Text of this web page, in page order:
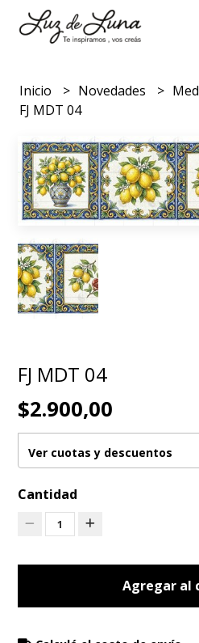
Inicio Novedades
FJ MDT 04
FJ MDT 04
$2.900,00
Ver cuotas y descuentos
Cantidad
1
Agregar al